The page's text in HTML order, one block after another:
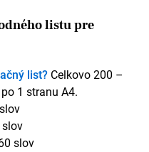
listu pre
list? Celkovo 200 –
1 stranu A4.
slov